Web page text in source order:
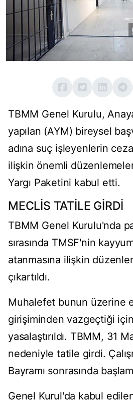
TBMM Genel Kurulu,
yapılan (AYM) bireysel
adına suç işleyenlerin
ilişkin önemli
Yargı Paketini kabul etti.
MECLİS TATİLE GİRDİ
TBMM Genel Kurulu'nda
sırasında TMSF'nin
atanmasına ilişkin
çıkartıldı.
Muhalefet bunun üzerine
girişiminden vazgeçtiği
yasalaştırıldı. TBMM, 31
nedeniyle tatile girdi.
Bayramı sonrasında
Genel Kurul'da kabul